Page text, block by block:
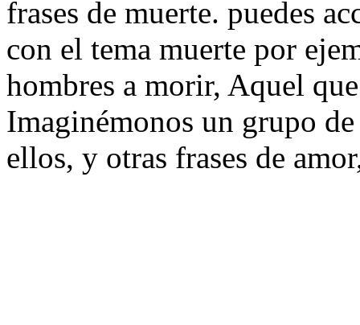
frases de muerte. puedes
con el tema muerte por
hombres a morir, Aquel
Imaginémonos un grupo
ellos, y otras frases de